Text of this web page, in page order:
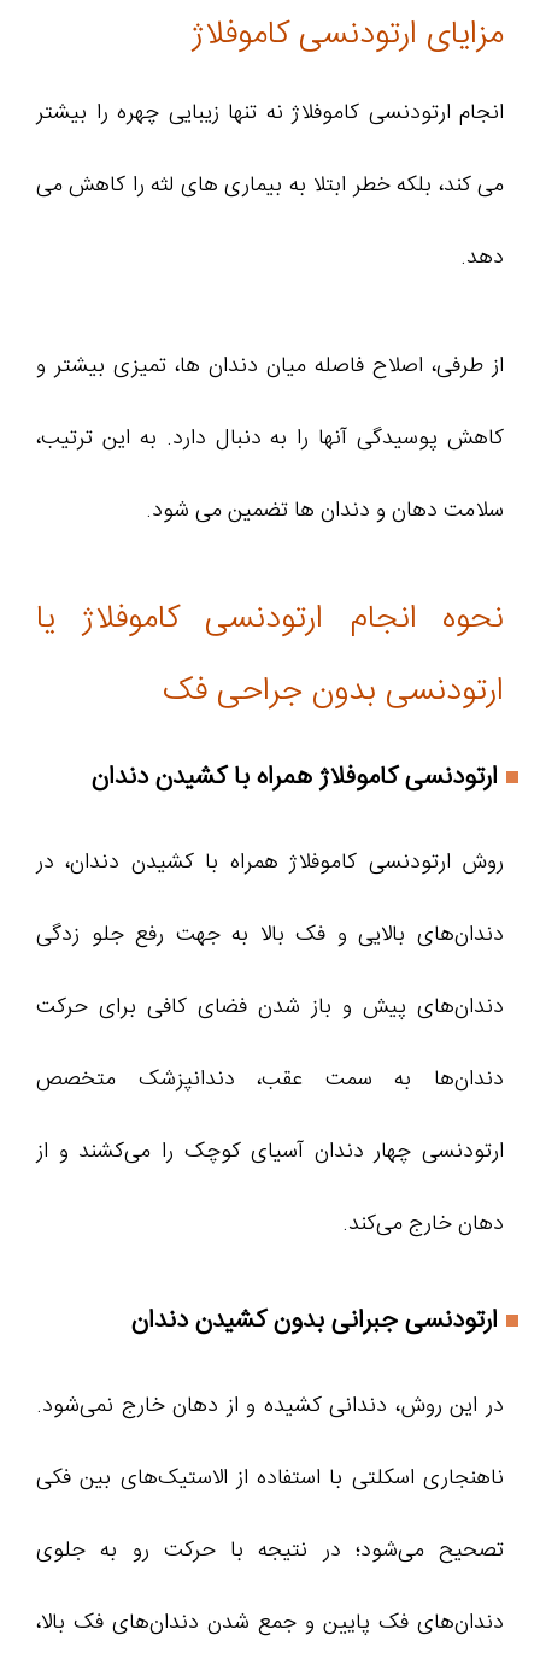
مزایای ارتودنسی کاموفلاژ
انجام ارتودنسی کاموفلاژ نه تنها زیبایی چهره را بیشتر
می کند، بلکه خطر ابتلا به بیماری های لثه را کاهش می
دهد.
از طرفی، اصلاح فاصله میان دندان ها، تمیزی بیشتر و
کاهش پوسیدگی آنها را به دنبال دارد. به این ترتیب،
سلامت دهان و دندان ها تضمین می شود.
نحوه انجام ارتودنسی کاموفلاژ یا
ارتودنسی بدون جراحی فک
ارتودنسی کاموفلاژ همراه با کشیدن دندان
روش ارتودنسی کاموفلاژ همراه با کشیدن دندان، در
دندان‌های بالایی و فک بالا به جهت رفع جلو زدگی
دندان‌های پیش و باز شدن فضای کافی برای حرکت
دندان‌ها به سمت عقب، دندانپزشک متخصص
ارتودنسی چهار دندان آسیای کوچک را می‌کشند و از
دهان خارج می‌کند.
ارتودنسی جبرانی بدون کشیدن دندان
در این روش، دندانی کشیده و از دهان خارج نمی‌شود.
ناهنجاری اسکلتی با استفاده از الاستیک‌های بین فکی
تصحیح می‌شود؛ در نتیجه با حرکت رو به جلوی
دندان‌های فک پایین و جمع شدن دندان‌های فک بالا،